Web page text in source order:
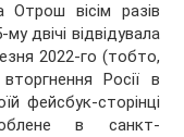
Отрош вісім разів
двічі відвідувала
2022-го (тобто,
Росії в
фейсбук-сторінці
в санкт-